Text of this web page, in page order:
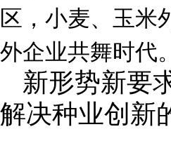
区，小麦、玉米
外企业共舞时代。
新形势新要
解决种业创新